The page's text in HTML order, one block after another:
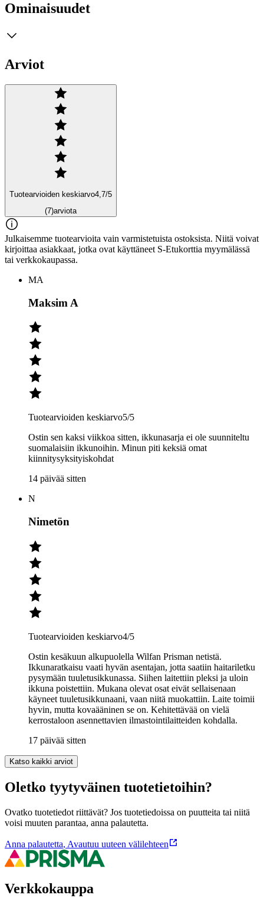
Ominaisuudet
Arviot
Tuotearvioiden keskiarvo4,7/5
(7)arviota
Julkaisemme tuotearvioita vain varmistetuista ostoksista. Niitä voivat
kirjoittaa asiakkaat, jotka ovat käyttäneet S-Etukorttia myymälässä
tai verkkokaupassa.
MA
Maksim A
Tuotearvioiden keskiarvo5/5
Ostin sen kaksi viikkoa sitten, ikkunasarja ei ole suunniteltu
suomalaisiin ikkunoihin. Minun piti keksiä omat
kiinnitysyksityiskohdat
14 päivää sitten
N
Nimetön
Tuotearvioiden keskiarvo4/5
Ostin kesäkuun alkupuolella Wilfan Prisman netistä.
Ikkunaratkaisu vaati hyvän asentajan, jotta saatiin haitariletku
pysymään tuuletusikkunassa. Siihen laitettiin pleksi ja uloin
ikkuna poistettiin. Mukana olevat osat eivät sellaisenaan
käyneet tuuletusikkunaani, vaan niitä muokattiin. Laite toimii
hyvin, mutta kovaääninen se on. Kehitettävää on vielä
kerrostaloon asennettavien ilmastointilaitteiden kohdalla.
17 päivää sitten
Katso kaikki arviot
Oletko tyytyväinen tuotetietoihin?
Ovatko tuotetiedot riittävät? Jos tuotetiedoissa on puutteita tai niitä
voisi muuten parantaa, anna palautetta.
Anna palautetta, Avautuu uuteen välilehteen
Verkkokauppa